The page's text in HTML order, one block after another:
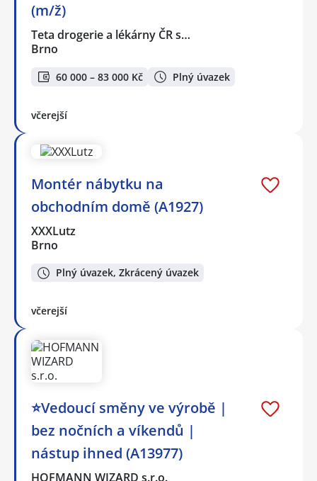
(m/ž)
Teta drogerie a lékárny ČR s…
Brno
60 000 – 83 000 Kč Plný úvazek
včerejší
Montér nábytku na
obchodním domě (A1927)
XXXLutz
Brno
Plný úvazek, Zkrácený úvazek
včerejší
⭐Vedoucí směny ve výrobě |
bez nočních a víkendů |
nástup ihned (A13977)
HOFMANN WIZARD s.r.o.